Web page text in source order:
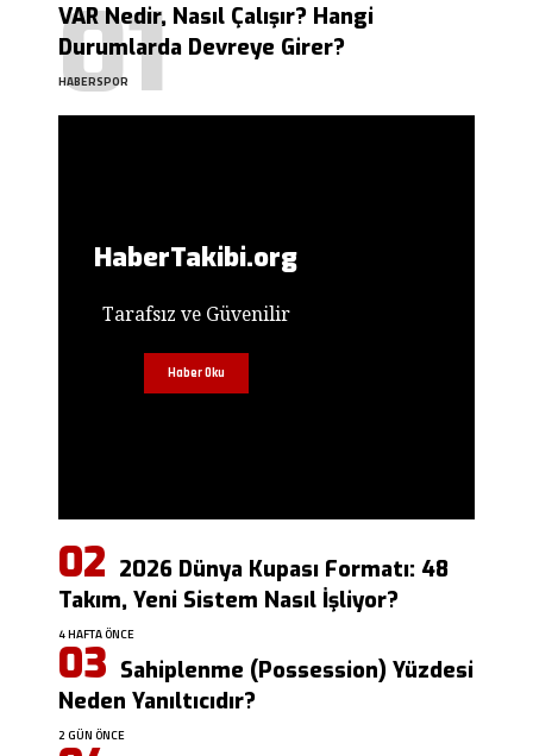
VAR Nedir, Nasıl Çalışır? Hangi
Durumlarda Devreye Girer?
HABERSPOR
HaberTakibi.org
Tarafsız ve Güvenilir
Haber Oku
2026 Dünya Kupası Formatı: 48
Takım, Yeni Sistem Nasıl İşliyor?
4 HAFTA ÖNCE
Sahiplenme (Possession) Yüzdesi
Neden Yanıltıcıdır?
2 GÜN ÖNCE